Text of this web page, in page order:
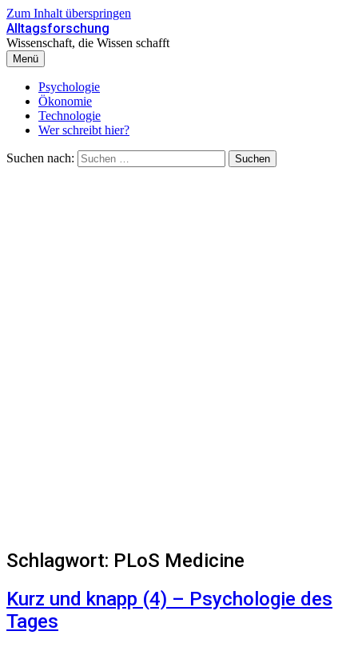
Zum Inhalt überspringen
Alltagsforschung
Wissenschaft, die Wissen schafft
Menü
Psychologie
Ökonomie
Technologie
Wer schreibt hier?
Suchen nach:
Schlagwort: PLoS Medicine
Kurz und knapp (4) – Psychologie des
Tages